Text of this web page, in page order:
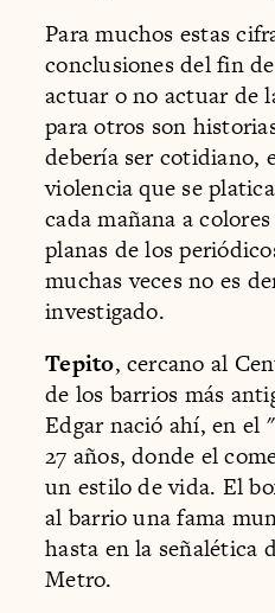
Para muchos estas
conclusiones del fin
actuar o no actuar de
para otros son
debería ser cotidiano,
violencia que se
cada mañana a
planas de los
muchas veces no es
investigado.
Tepito, cercano al
de los barrios más
Edgar nació ahí, en el "
27 años, donde el
un estilo de vida. El
al barrio una fama
hasta en la señalética
Metro.